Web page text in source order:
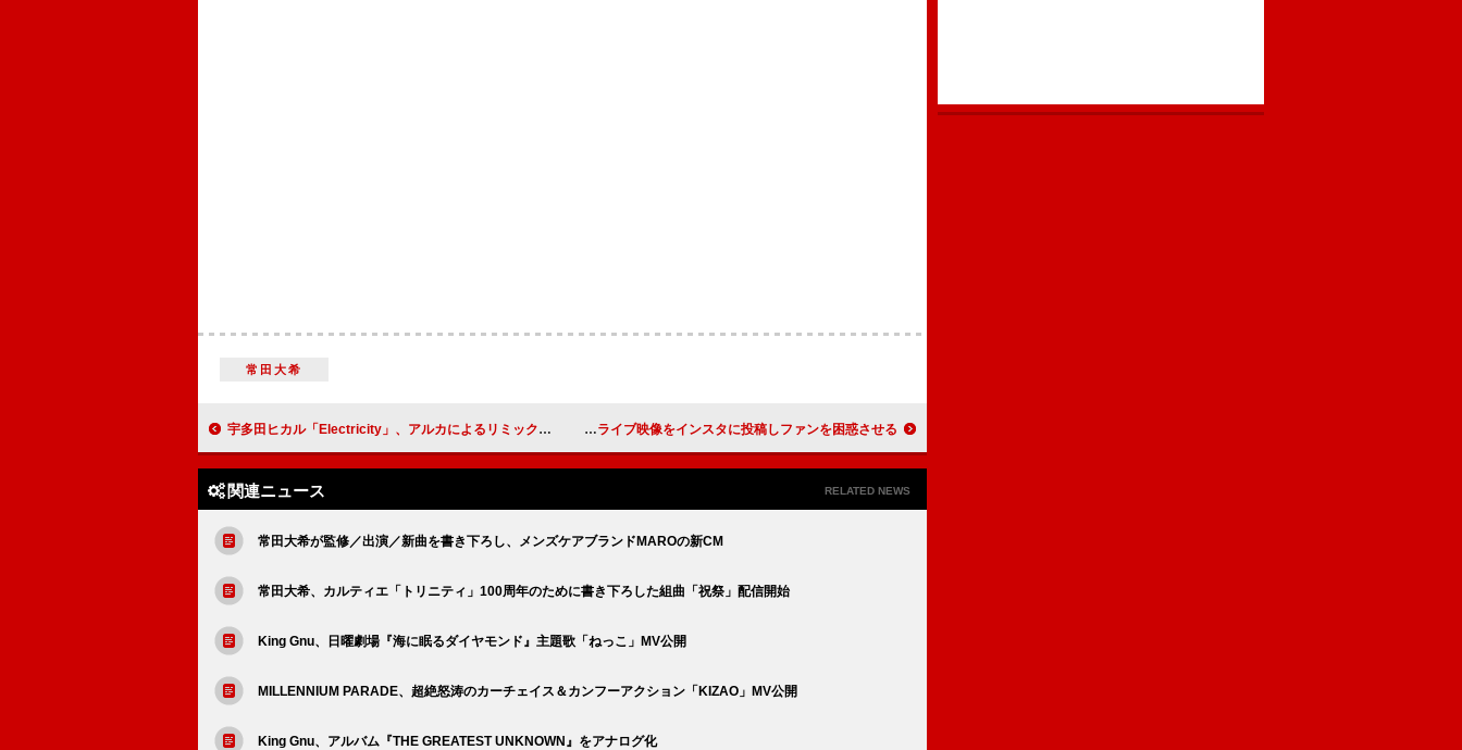
常田大希
宇多田ヒカル「Electricity」、アルカによるリミックス配信＆ビジュアライザー公開 ボブ・ディラン、MGKの過去のインストア・ライブ映像をインスタに投稿しファンを困惑させる!?
関連ニュース RELATED NEWS
常田大希が監修／出演／新曲を書き下ろし、メンズケアブランドMAROの新CM
常田大希、カルティエ「トリニティ」100周年のために書き下ろした組曲「祝祭」配信開始
King Gnu、日曜劇場『海に眠るダイヤモンド』主題歌「ねっこ」MV公開
MILLENNIUM PARADE、超絶怒涛のカーチェイス＆カンフーアクション「KIZAO」MV公開
King Gnu、アルバム『THE GREATEST UNKNOWN』をアナログ化